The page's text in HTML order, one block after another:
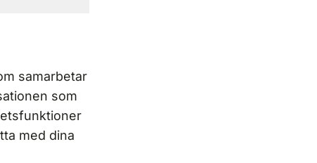
samarbetar
som
med dina